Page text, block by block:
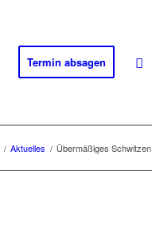
Termin absagen
/ Aktuelles / Übermäßiges Schwitzen